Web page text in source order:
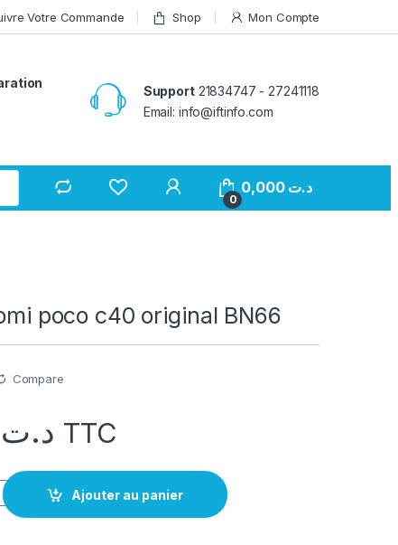
Votre Commande Shop Mon Compte
Support21834747 - 27241118
Email: info@iftinfo.com
0
د.ت 0,000
poco c40 original BN66
Compare
د.ت TTC
poco c40 original BN66
Ajouter au panier